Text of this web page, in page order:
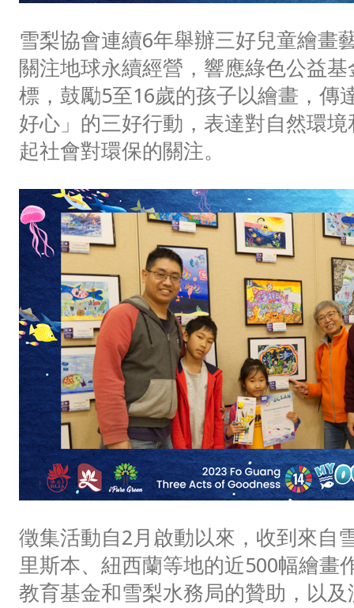
雪梨協會連續6年舉辦三好兒童繪畫
關注地球永續經營，響應綠色公益
標，鼓勵5至16歲的孩子以繪畫，傳
好心」的三好行動，表達對自然環
起社會對環保的關注。
徵集活動自2月啟動以來，收到來自
里斯本、紐西蘭等地的近500幅繪畫
教育基金和雪梨水務局的贊助，以